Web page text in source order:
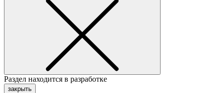
Раздел находится в разработке
закрыть